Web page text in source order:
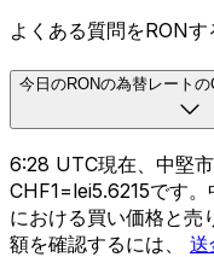
よくある質問をRONす
今日のRONの為替レート
6:28 UTC現在、中堅
CHF1=lei5.6215です
における買い価格と売
額を確認するには、 送